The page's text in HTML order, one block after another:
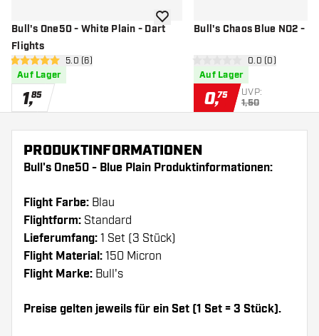
Bull's One50 - White Plain - Dart
Flights
Bewertungsbereich öffnen
5 Bewertungssterne
5.0 (6)
Auf Lager
1,85
Zur Wunschliste hinzufügen
Bull's Chaos Blue NO2 -
0 Bewertungssterne
0.0 (0)
Auf Lager
0,75 UVP:
1,50
PRODUKTINFORMATIONEN
Bull's One50 - Blue Plain Produktinformationen:
Flight Farbe: Blau
Flightform: Standard
Lieferumfang: 1 Set (3 Stück)
Flight Material: 150 Micron
Flight Marke: Bull's
Preise gelten jeweils für ein Set (1 Set = 3 Stück).